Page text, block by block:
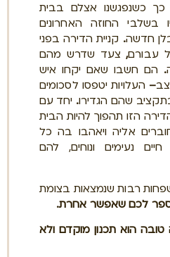
כך כשנפגשנו אצלם בבית
בשלבי החוזה האחרונים
חדשה. קניית הדירה בפני
עבורם, צעד שדרש מהם
.הם חשבו שאם יקחו איש
– העלויות יטפסו לסכומים
שהם הגדירו. יחד עם
הזו תהפוך להיות הבית
אליה ויאהבו בה כל
נעימים ונוחים, להם
רבות שנמצאות בצומת
לכם שאפשר אחרת.
הוא תכנון מוקדם ולא